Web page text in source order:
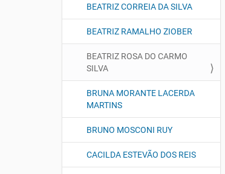
BEATRIZ CORREIA DA SILVA
BEATRIZ RAMALHO ZIOBER
BEATRIZ ROSA DO CARMO
SILVA
BRUNA MORANTE LACERDA
MARTINS
BRUNO MOSCONI RUY
CACILDA ESTEVÃO DOS REIS